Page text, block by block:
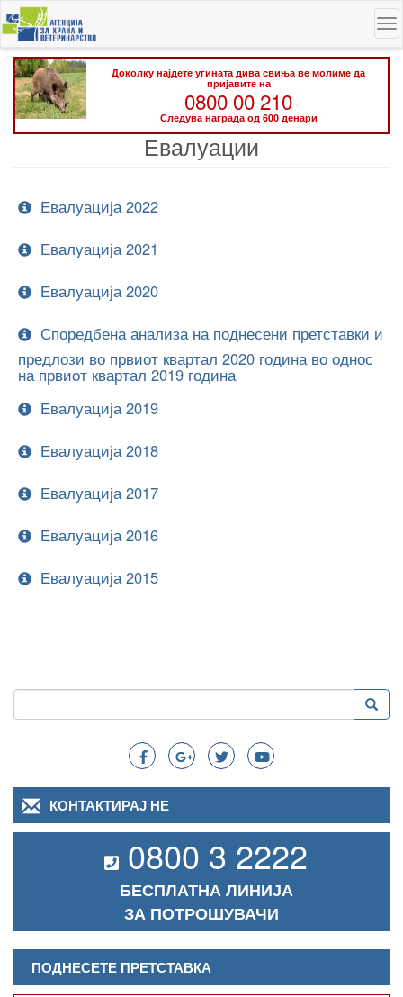
Skip
to
main
content
Доколку најдете угината дива свиња ве молиме да
пријавите на
0800 00 210
Следува награда од 600 денари
Евалуации
Евалуација 2022
Евалуација 2021
Евалуација 2020
Споредбена анализа на поднесени претставки и
предлози во првиот квартал 2020 година во однос
на првиот квартал 2019 година
Евалуација 2019
Евалуација 2018
Евалуација 2017
Евалуација 2016
Евалуација 2015
Search
Пребарување
КОНТАКТИРАЈ НЕ
0800 3 2222
БЕСПЛАТНА ЛИНИЈА
ЗА ПОТРОШУВАЧИ
ПОДНЕСЕТЕ ПРЕТСТАВКА